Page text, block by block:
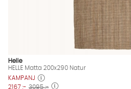
Helle
HELLE Matta 200x290 Natur
KAMPANJ
2167 :- 3095 :-